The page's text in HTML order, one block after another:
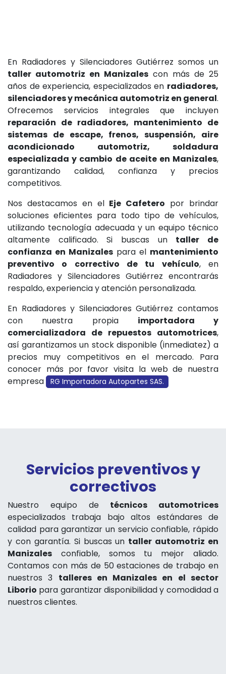
En Radiadores y Silenciadores Gutiérrez somos un
taller automotriz en Manizales con más de 25
años de experiencia, especializados en radiadores,
silenciadores y mecánica automotriz en general.
Ofrecemos servicios integrales que incluyen
reparación de radiadores, mantenimiento de
sistemas de escape, frenos, suspensión, aire
acondicionado automotriz, soldadura
especializada y cambio de aceite en Manizales,
garantizando calidad, confianza y precios
competitivos.
Nos destacamos en el Eje Cafetero por brindar
soluciones eficientes para todo tipo de vehículos,
utilizando tecnología adecuada y un equipo técnico
altamente calificado. Si buscas un taller de
confianza en Manizales para el mantenimiento
preventivo o correctivo de tu vehículo, en
Radiadores y Silenciadores Gutiérrez encontrarás
respaldo, experiencia y atención personalizada.
En Radiadores y Silenciadores Gutiérrez contamos
con nuestra propia importadora y
comercializadora de repuestos automotrices,
así garantizamos un stock disponible (inmediatez) a
precios muy competitivos en el mercado. Para
conocer más por favor visita la web de nuestra
empresa
RG Importadora Autopartes SAS.
Servicios preventivos y
correctivos
Nuestro equipo de técnicos automotrices
especializados trabaja bajo altos estándares de
calidad para garantizar un servicio confiable, rápido
y con garantía. Si buscas un taller automotriz en
Manizales confiable, somos tu mejor aliado.
Contamos con más de 50 estaciones de trabajo en
nuestros 3 talleres en Manizales en el sector
Liborio para garantizar disponibilidad y comodidad a
nuestros clientes.